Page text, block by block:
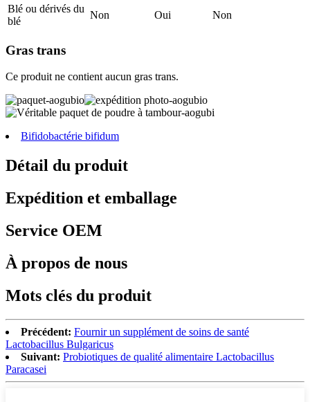
Blé ou dérivés du
blé
Non Oui Non
Gras trans
Ce produit ne contient aucun gras trans.
Bifidobactérie bifidum
Détail du produit
Expédition et emballage
Service OEM
À propos de nous
Mots clés du produit
Précédent: Fournir un supplément de soins de santé
Lactobacillus Bulgaricus
Suivant: Probiotiques de qualité alimentaire Lactobacillus
Paracasei